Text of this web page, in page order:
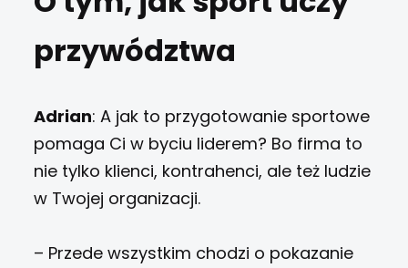
przywództwa
Adrian: A jak to przygotowanie sportowe
pomaga Ci w byciu liderem? Bo firma to
nie tylko klienci, kontrahenci, ale też ludzie
w Twojej organizacji.
– Przede wszystkim chodzi o pokazanie